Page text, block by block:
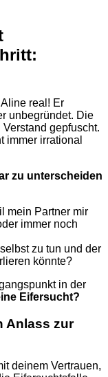
real! Er
unbegründet. Die
gepfuscht.
immer irrational
zu unterscheiden
mein Partner mir
immer noch
zu tun und der
könnte?
in der
Eifersucht?
Anlass zur
deinem Vertrauen,